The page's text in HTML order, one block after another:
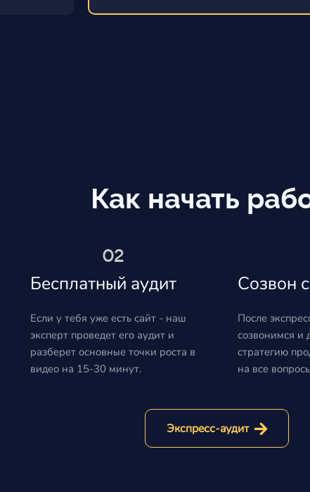
Как начать
02
Бесплатный аудит
Если у тебя уже есть сайт - наш
эксперт проведет его аудит и
разберет основные точки роста в
видео на 15-30 минут.
Созвон
После
созвонимся и
стратегию
на все
Экспресс-аудит